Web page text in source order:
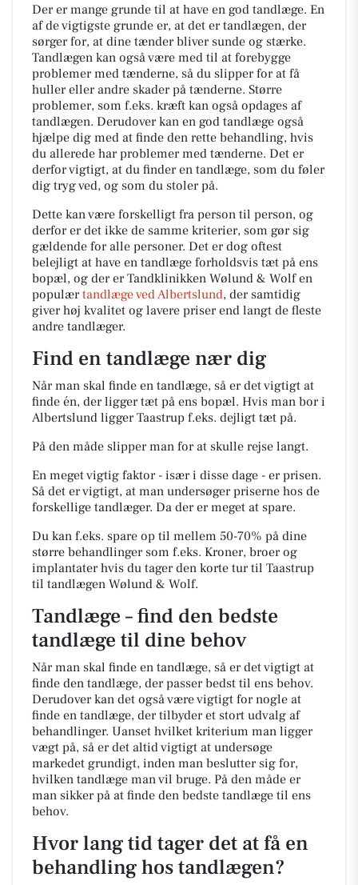
Der er mange grunde til at have en god tandlæge. En
af de vigtigste grunde er, at det er tandlægen, der
sørger for, at dine tænder bliver sunde og stærke.
Tandlægen kan også være med til at forebygge
problemer med tænderne, så du slipper for at få
huller eller andre skader på tænderne. Større
problemer, som f.eks. kræft kan også opdages af
tandlægen. Derudover kan en god tandlæge også
hjælpe dig med at finde den rette behandling, hvis
du allerede har problemer med tænderne. Det er
derfor vigtigt, at du finder en tandlæge, som du føler
dig tryg ved, og som du stoler på.
Dette kan være forskelligt fra person til person, og
derfor er det ikke de samme kriterier, som gør sig
gældende for alle personer. Det er dog oftest
belejligt at have en tandlæge forholdsvis tæt på ens
bopæl, og der er Tandklinikken Wølund & Wolf en
populærtandlæge ved Albertslund, der samtidig
giver høj kvalitet og lavere priser end langt de fleste
andre tandlæger.
Find en tandlæge nær dig
Når man skal finde en tandlæge, så er det vigtigt at
finde én, der ligger tæt på ens bopæl. Hvis man bor i
Albertslund ligger Taastrup f.eks. dejligt tæt på.
På den måde slipper man for at skulle rejse langt.
En meget vigtig faktor - især i disse dage - er prisen.
Så det er vigtigt, at man undersøger priserne hos de
forskellige tandlæger. Da der er meget at spare.
Du kan f.eks. spare op til mellem 50-70% på dine
større behandlinger som f.eks. Kroner, broer og
implantater hvis du tager den korte tur til Taastrup
til tandlægen Wølund & Wolf.
Tandlæge – find den bedste
tandlæge til dine behov
Når man skal finde en tandlæge, så er det vigtigt at
finde den tandlæge, der passer bedst til ens behov.
Derudover kan det også være vigtigt for nogle at
finde en tandlæge, der tilbyder et stort udvalg af
behandlinger. Uanset hvilket kriterium man ligger
vægt på, så er det altid vigtigt at undersøge
markedet grundigt, inden man beslutter sig for,
hvilken tandlæge man vil bruge. På den måde er
man sikker på at finde den bedste tandlæge til ens
behov.
Hvor lang tid tager det at få en
behandling hos tandlægen?